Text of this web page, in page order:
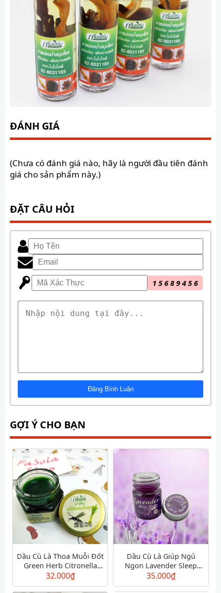
ĐÁNH GIÁ
(Chưa có đánh giá nào, hãy là người đầu tiên đánh
giá cho sản phẩm này.)
ĐẶT CÂU HỎI
1 5 6 8 9 4 5 6
GỢI Ý CHO BẠN
Dầu Cù Là Thoa Muỗi Đốt
Green Herb Citronella
Mosquito Repellent Balm
32.000₫
Dầu Cù Là Giúp Ngủ
Ngon Lavender Sleep
Balm
35.000₫